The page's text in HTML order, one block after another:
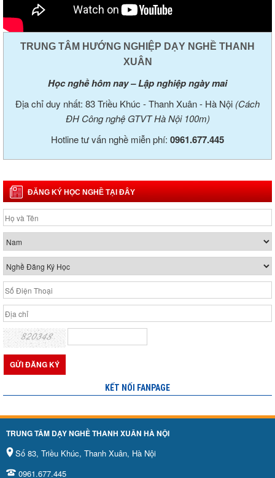
TRUNG TÂM HƯỚNG NGHIỆP DẠY NGHỀ THANH
XUÂN
Học nghề hôm nay – Lập nghiệp ngày mai
Địa chỉ duy nhất: 83 Triều Khúc - Thanh Xuân - Hà Nội (Cách
ĐH Công nghệ GTVT Hà Nội 100m)
Hotline tư vấn nghề miễn phí: 0961.677.445
ĐĂNG KÝ HỌC NGHỀ TẠI ĐÂY
KẾT NỐI FANPAGE
TRUNG TÂM DẠY NGHỀ THANH XUÂN HÀ NỘI
Số 83, Triều Khúc, Thanh Xuân, Hà Nội
0961.677.445